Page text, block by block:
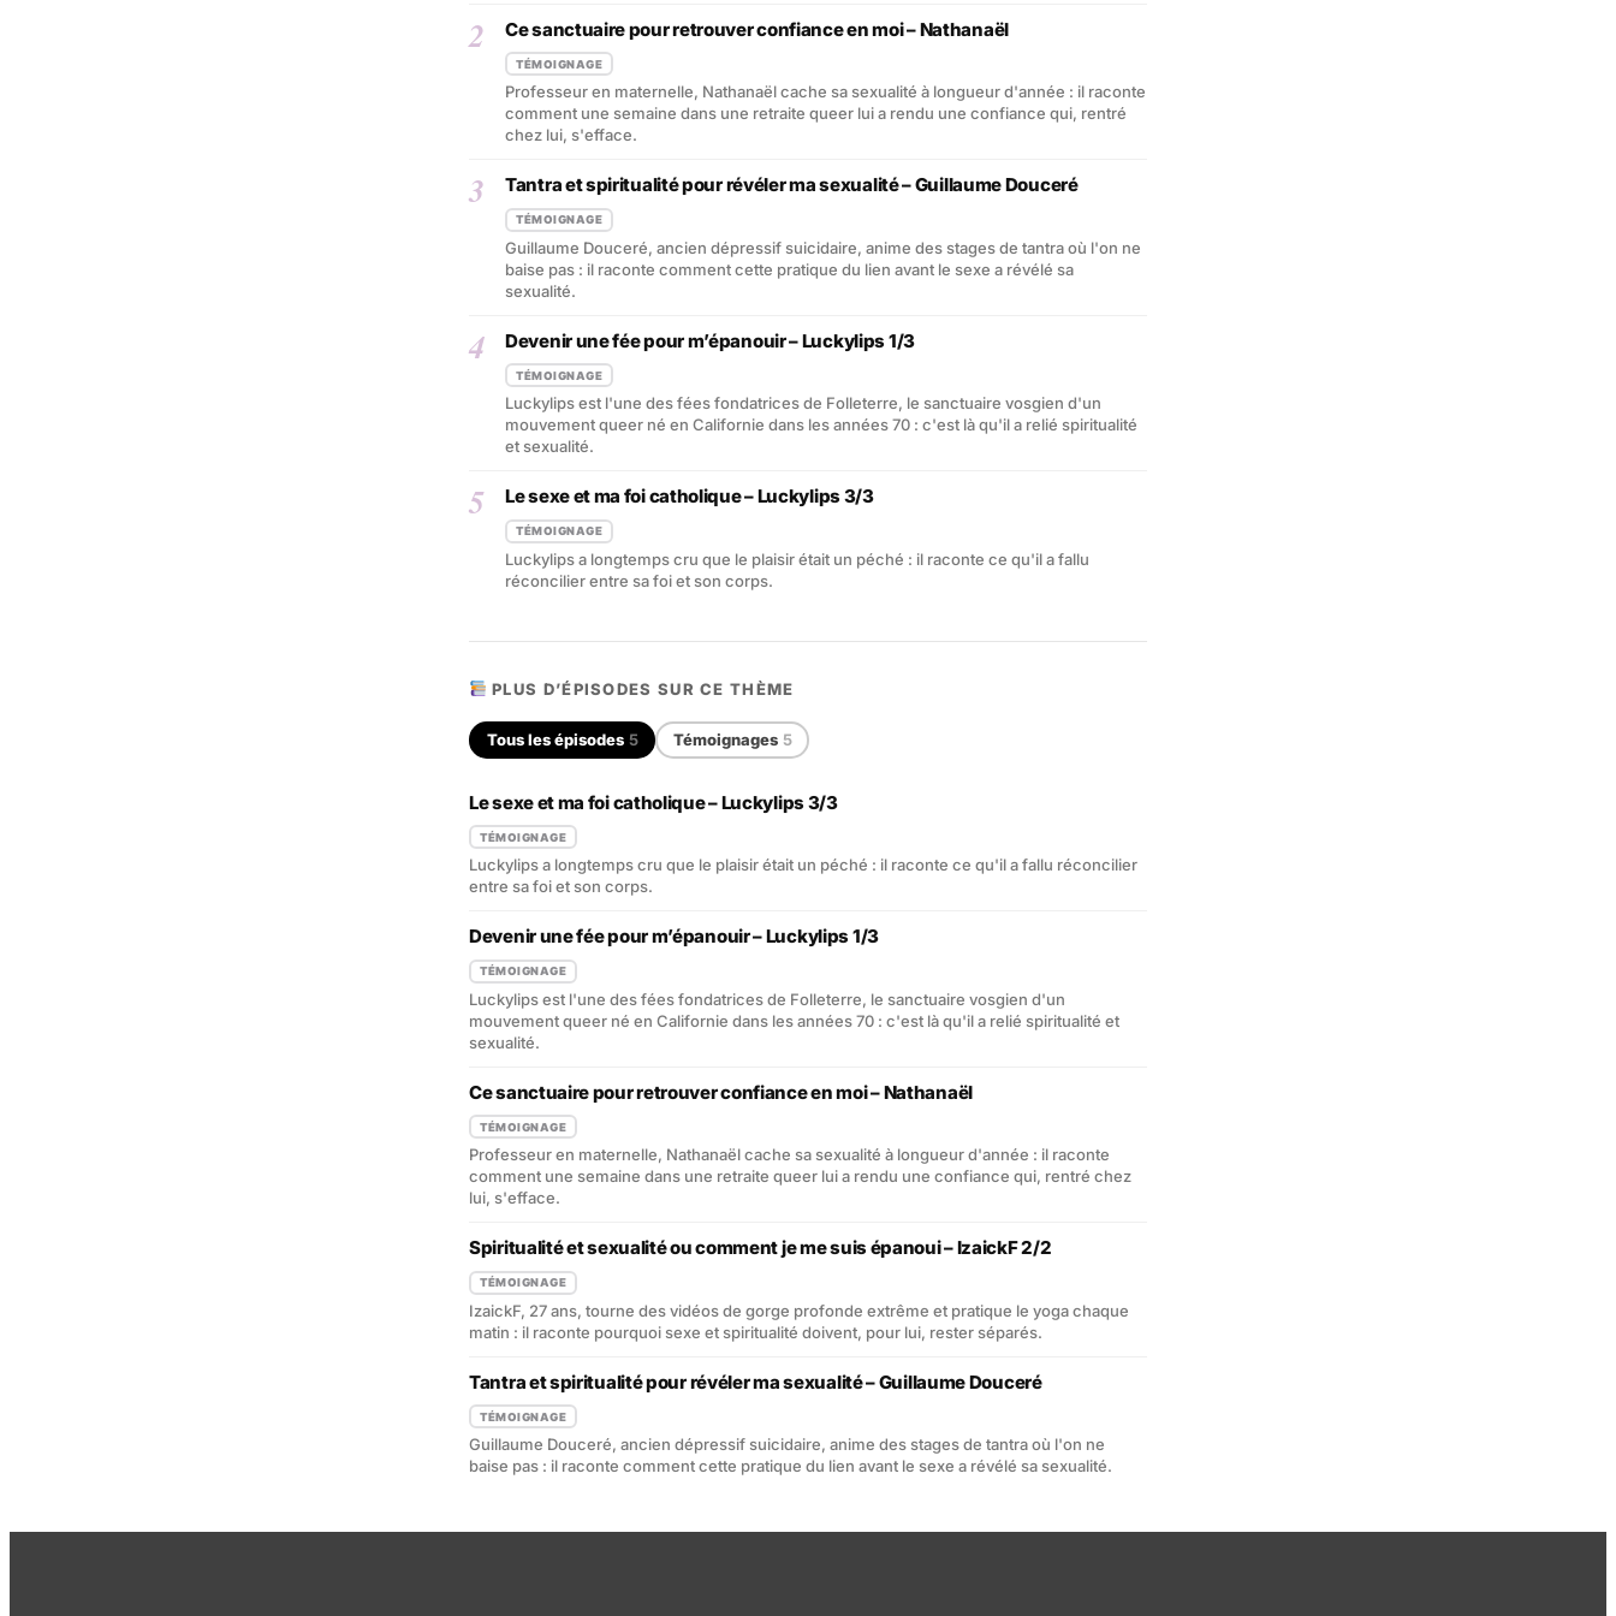
2 Ce sanctuaire pour retrouver confiance en moi – Nathanaël
TÉMOIGNAGE
Professeur en maternelle, Nathanaël cache sa sexualité à longueur d'année : il raconte
comment une semaine dans une retraite queer lui a rendu une confiance qui, rentré
chez lui, s'efface.
3 Tantra et spiritualité pour révéler ma sexualité – Guillaume Douceré
TÉMOIGNAGE
Guillaume Douceré, ancien dépressif suicidaire, anime des stages de tantra où l'on ne
baise pas : il raconte comment cette pratique du lien avant le sexe a révélé sa
sexualité.
4 Devenir une fée pour m’épanouir – Luckylips 1/3
TÉMOIGNAGE
Luckylips est l'une des fées fondatrices de Folleterre, le sanctuaire vosgien d'un
mouvement queer né en Californie dans les années 70 : c'est là qu'il a relié spiritualité
et sexualité.
5 Le sexe et ma foi catholique – Luckylips 3/3
TÉMOIGNAGE
Luckylips a longtemps cru que le plaisir était un péché : il raconte ce qu'il a fallu
réconcilier entre sa foi et son corps.
PLUS D’ÉPISODES SUR CE THÈME
Tous les épisodes 5 Témoignages 5
Le sexe et ma foi catholique – Luckylips 3/3
TÉMOIGNAGE
Luckylips a longtemps cru que le plaisir était un péché : il raconte ce qu'il a fallu réconcilier
entre sa foi et son corps.
Devenir une fée pour m’épanouir – Luckylips 1/3
TÉMOIGNAGE
Luckylips est l'une des fées fondatrices de Folleterre, le sanctuaire vosgien d'un
mouvement queer né en Californie dans les années 70 : c'est là qu'il a relié spiritualité et
sexualité.
Ce sanctuaire pour retrouver confiance en moi – Nathanaël
TÉMOIGNAGE
Professeur en maternelle, Nathanaël cache sa sexualité à longueur d'année : il raconte
comment une semaine dans une retraite queer lui a rendu une confiance qui, rentré chez
lui, s'efface.
Spiritualité et sexualité ou comment je me suis épanoui – IzaickF 2/2
TÉMOIGNAGE
IzaickF, 27 ans, tourne des vidéos de gorge profonde extrême et pratique le yoga chaque
matin : il raconte pourquoi sexe et spiritualité doivent, pour lui, rester séparés.
Tantra et spiritualité pour révéler ma sexualité – Guillaume Douceré
TÉMOIGNAGE
Guillaume Douceré, ancien dépressif suicidaire, anime des stages de tantra où l'on ne
baise pas : il raconte comment cette pratique du lien avant le sexe a révélé sa sexualité.